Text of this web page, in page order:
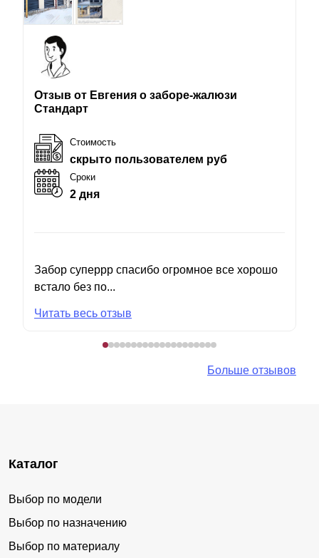
Отзыв от Евгения о заборе-жалюзи
Стандарт
Стоимость
скрыто пользователем руб
Сроки
2 дня
Забор суперрр спасибо огромное все хорошо
встало без по...
Читать весь отзыв
Больше отзывов
Каталог
Выбор по модели
Выбор по назначению
Выбор по материалу